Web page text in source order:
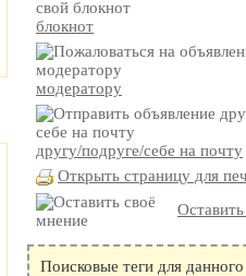
блокнот
модератору
другу/подруге/себе на почту
Открыть страницу для
Поисковые теги для